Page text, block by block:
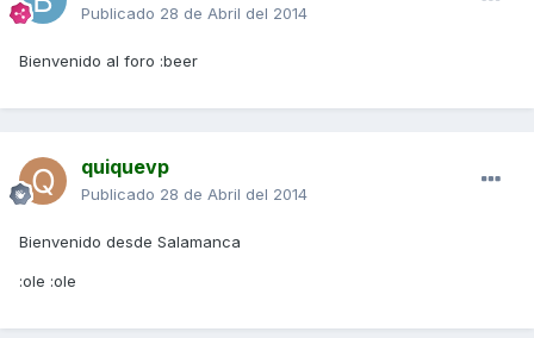
Publicado 28 de Abril del 2014
Bienvenido al foro :beer
quiquevp
Publicado 28 de Abril del 2014
Bienvenido desde Salamanca
:ole :ole